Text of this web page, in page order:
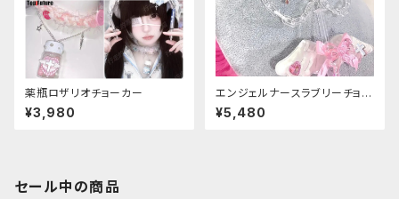
薬瓶ロザリオチョーカー
¥3,980
エンジェルナースラブリーチョー
カー
¥5,480
セール中の商品